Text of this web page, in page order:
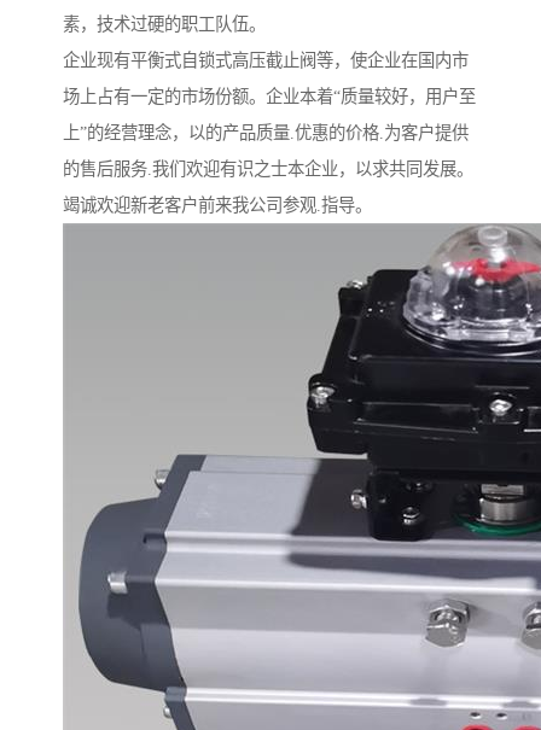
素，技术过硬的职工队伍。
企业现有平衡式自锁式高压截止阀等，使企业在国内市
场上占有一定的市场份额。企业本着“质量较好，用户至
上”的经营理念，以的产品质量.优惠的价格.为客户提供
的售后服务.我们欢迎有识之士本企业，以求共同发展。
竭诚欢迎新老客户前来我公司参观.指导。